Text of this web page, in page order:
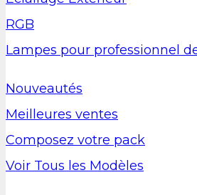
RGB
Lampes pour professionnel
Nouveautés
Meilleures ventes
Composez votre pack
Voir Tous les Modèles